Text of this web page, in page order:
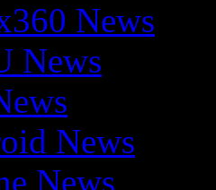
News
News
News
News